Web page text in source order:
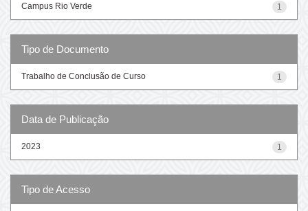
1
Campus Rio Verde
Tipo de Documento
1
Trabalho de Conclusão de Curso
Data de Publicação
1
2023
Tipo de Acesso